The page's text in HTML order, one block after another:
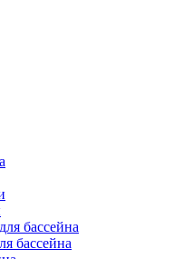
бассейна
бассейна